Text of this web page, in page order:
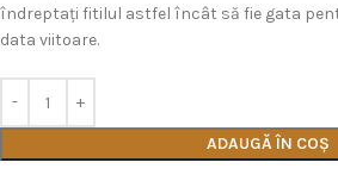
îndreptaţi fitilul astfel încât să fie gata
data viitoare.
ADAUGĂ ÎN COȘ